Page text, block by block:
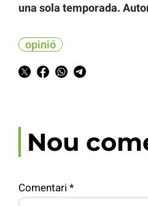
una sola temporada.
opinió
Nou
Comentari *